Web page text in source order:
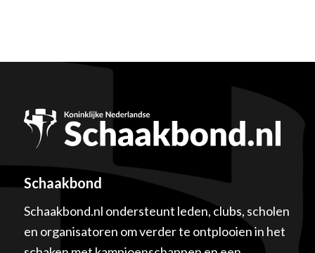
Schaakbond
Schaakbond.nl ondersteunt leden, clubs, scholen
en organisatoren om verder te ontplooien in het